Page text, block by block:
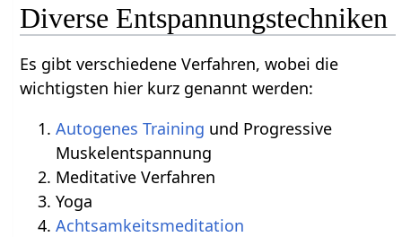
Diverse Entspannungstechniken
Es gibt verschiedene Verfahren, wobei die
wichtigsten hier kurz genannt werden:
Autogenes Training und Progressive
Muskelentspannung
Meditative Verfahren
Yoga
Achtsamkeitsmeditation